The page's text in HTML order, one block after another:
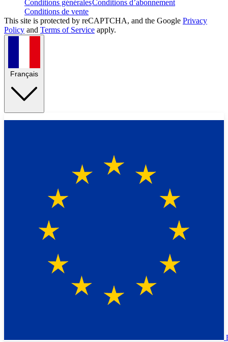
Conditions généralesConditions d’abonnement
Conditions de vente
This site is protected by reCAPTCHA, and the Google Privacy
Policy and Terms of Service apply.
Français